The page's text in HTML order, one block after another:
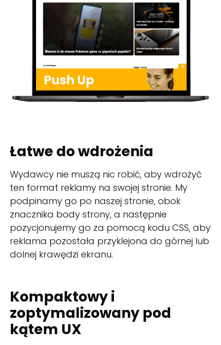
Łatwe do wdrożenia
Wydawcy nie muszą nic robić, aby wdrożyć
ten format reklamy na swojej stronie. My
podpinamy go po naszej stronie, obok
znacznika body strony, a następnie
pozycjonujemy go za pomocą kodu CSS, aby
reklama pozostała przyklejona do górnej lub
dolnej krawędzi ekranu.
Kompaktowy i
zoptymalizowany pod
kątem UX